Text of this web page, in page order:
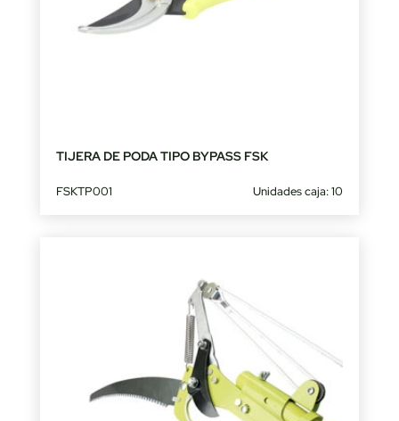
TIJERA DE PODA TIPO BYPASS FSK
FSKTP001 Unidades caja: 10